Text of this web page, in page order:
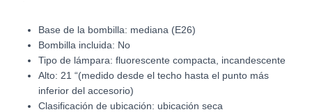
Base de la bombilla: mediana (E26)
Bombilla incluida: No
Tipo de lámpara: fluorescente compacta, incandescente
Alto: 21 “(medido desde el techo hasta el punto más
inferior del accesorio)
Clasificación de ubicación: ubicación seca